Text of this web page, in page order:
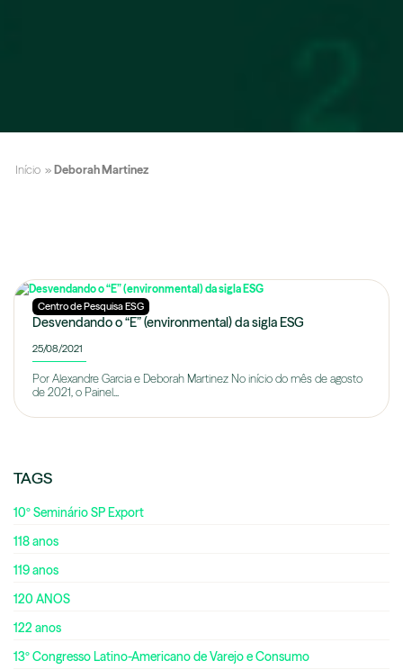
Início » Deborah Martinez
Centro de Pesquisa ESG
Desvendando o “E” (environmental) da sigla ESG
25/08/2021
Por Alexandre Garcia e Deborah Martinez No início do mês de agosto
de 2021, o Painel...
TAGS
10º Seminário SP Export
118 anos
119 anos
120 ANOS
122 anos
13º Congresso Latino-Americano de Varejo e Consumo